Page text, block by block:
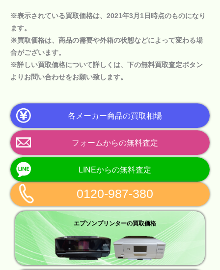
※表示されている買取価格は、2021年3月1日時点のものになり
ます。
※買取価格は、商品の需要や外箱の状態などによって変わる場
合がございます。
※詳しい買取価格について詳しくは、下の無料買取査定ボタン
よりお問い合わせをお願い致します。
各メーカー商品の買取相場
フォームからの無料査定
LINEからの無料査定
0120-987-380
エプソンプリンターの買取価格